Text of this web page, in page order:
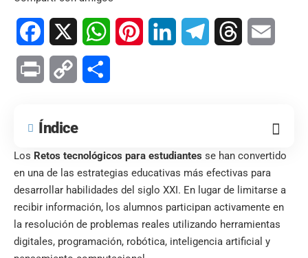
Facebook WhatsAppPinterest LinkedIn TelegramThreads
Print Copy
Índice
Los Retos tecnológicos para estudiantes se han convertido
en una de las estrategias educativas más efectivas para
desarrollar habilidades del siglo XXI. En lugar de limitarse a
recibir información, los alumnos participan activamente en
la resolución de problemas reales utilizando herramientas
digitales, programación, robótica, inteligencia artificial y